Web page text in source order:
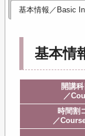
基本情報／Basic
基本情
開講
／
時間割
／